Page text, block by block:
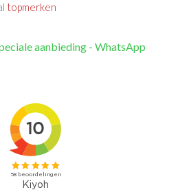
topmerken
aanbieding - WhatsApp